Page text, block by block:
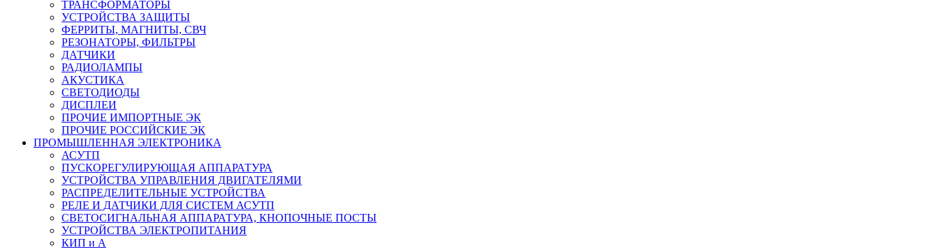
ТРАНСФОРМАТОРЫ
УСТРОЙСТВА ЗАЩИТЫ
ФЕРРИТЫ, МАГНИТЫ, СВЧ
РЕЗОНАТОРЫ, ФИЛЬТРЫ
ДАТЧИКИ
РАДИОЛАМПЫ
АКУСТИКА
СВЕТОДИОДЫ
ДИСПЛЕИ
ПРОЧИЕ ИМПОРТНЫЕ ЭК
ПРОЧИЕ РОССИЙСКИЕ ЭК
ПРОМЫШЛЕННАЯ ЭЛЕКТРОНИКА
АСУТП
ПУСКОРЕГУЛИРУЮЩАЯ АППАРАТУРА
УСТРОЙСТВА УПРАВЛЕНИЯ ДВИГАТЕЛЯМИ
РАСПРЕДЕЛИТЕЛЬНЫЕ УСТРОЙСТВА
РЕЛЕ И ДАТЧИКИ ДЛЯ СИСТЕМ АСУТП
СВЕТОСИГНАЛЬНАЯ АППАРАТУРА, КНОПОЧНЫЕ ПОСТЫ
УСТРОЙСТВА ЭЛЕКТРОПИТАНИЯ
КИП и А